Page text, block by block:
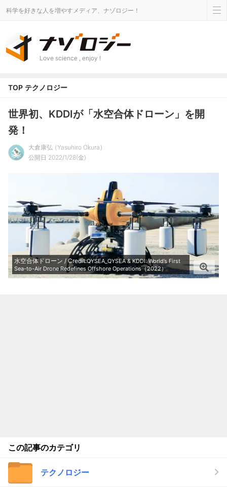
科学を好きな人を増やすメディア、ナゾロジー！
Love science , enjoy !
TOP テクノロジー
世界初、KDDIが「水空合体ドローン」を開
発！
大倉康弘
Yasuhiro Okura
公開日 2022/1/28(金)
水空合体ドローン / Credit:QYSEA_QYSEA & KDDI: World’s First
Sea-to-Air Drone Redefines Offshore Operations（2022）
この記事のカテゴリ
テクノロジー